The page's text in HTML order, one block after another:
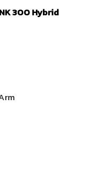
300 Hybrid